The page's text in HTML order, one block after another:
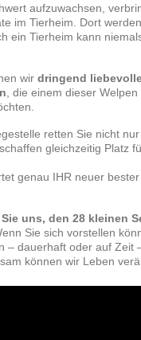
aufzuwachsen,
im Tierheim. Dort
ein Tierheim kann
wir dringend
, die einem dieser
retten Sie nicht
gleichzeitig Platz
genau IHR neuer
uns, den 28 kleinen
Sie sich vorstellen
– dauerhaft oder auf Zeit
können wir Leben